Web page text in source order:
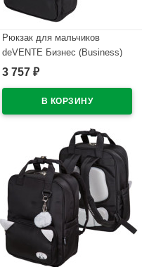
Рюкзак для мальчиков
deVENTE Бизнес (Business)
44x31x14 см арт.7032488
3 757 ₽